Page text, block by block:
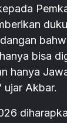
bisa
hanya
ujar Akbar.